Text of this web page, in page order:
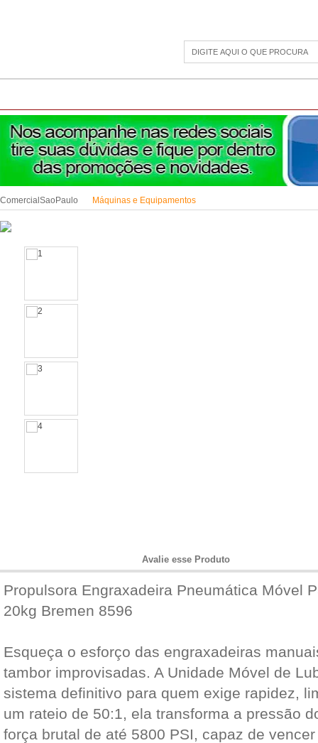
ComercialSaoPaulo Máquinas e Equipamentos
Avalie esse Produto
Propulsora Engraxadeira Pneumática Móvel
20kg Bremen 8596
Esqueça o esforço das engraxadeiras
tambor improvisadas. A Unidade Móvel de
sistema definitivo para quem exige rapidez,
um rateio de 50:1, ela transforma a pressão
força brutal de até 5800 PSI, capaz de